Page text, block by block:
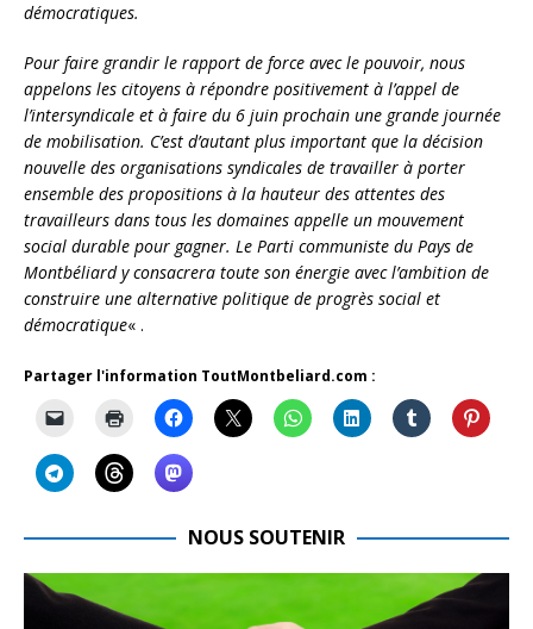
démocratiques.
Pour faire grandir le rapport de force avec le pouvoir, nous
appelons les citoyens à répondre positivement à l’appel de
l’intersyndicale et à faire du 6 juin prochain une grande journée
de mobilisation. C’est d’autant plus important que la décision
nouvelle des organisations syndicales de travailler à porter
ensemble des propositions à la hauteur des attentes des
travailleurs dans tous les domaines appelle un mouvement
social durable pour gagner. Le Parti communiste du Pays de
Montbéliard y consacrera toute son énergie avec l’ambition de
construire une alternative politique de progrès social et
démocratique« .
Partager l'information ToutMontbeliard.com :
NOUS SOUTENIR